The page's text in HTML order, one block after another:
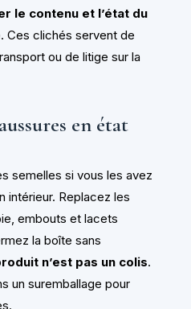
le contenu et l’état du
. Ces clichés servent de
ou de litige sur la
en état
semelles si vous les avez
intérieur. Replacez les
embouts et lacets
la boîte sans
n’est pas un colis.
un suremballage pour